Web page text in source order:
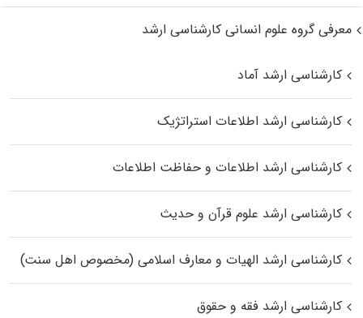
معرفی گروه علوم انسانی کارشناسی ارشد
کارشناسی ارشد آماد
کارشناسی ارشد اطلاعات استراتژیک
کارشناسی ارشد اطلاعات و حفاظت اطلاعات
کارشناسی ارشد علوم قرآن و حدیث
کارشناسی ارشد الهیات و معارف اسلامی (مخصوص اهل سنت)
کارشناسی ارشد فقه و حقوق